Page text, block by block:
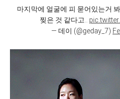
마지막에 얼굴에 피 묻어있는거
찢은 것 같다고..
— 데이 (@geday_7)